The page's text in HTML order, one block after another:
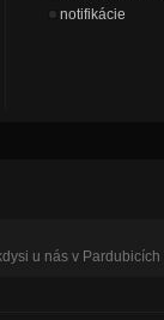
notifikácie
u nás v Pardubicích